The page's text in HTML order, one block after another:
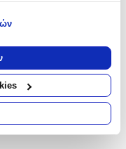
με τη γεωγραφική
ακριβείς σε
σαρώνοντας ενεργά
αποτύπωμα)
επεξεργασίας των
τις προτιμήσεις σας
Όταν